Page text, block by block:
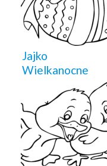
Jajko
Wielkanocne